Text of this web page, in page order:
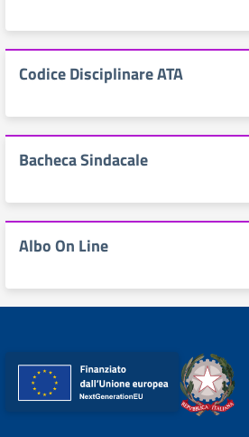
Codice Disciplinare ATA
Bacheca Sindacale
Albo On Line